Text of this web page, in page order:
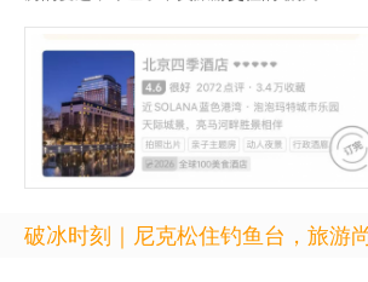
破冰时刻｜尼克松住钓鱼台，旅游